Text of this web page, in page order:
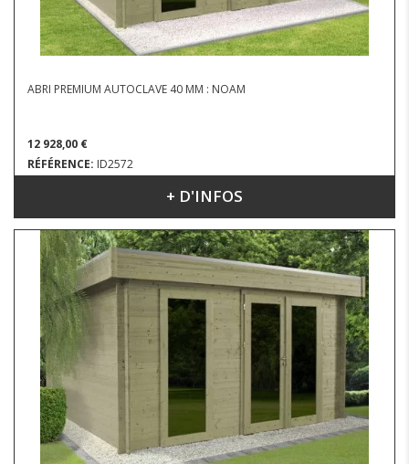
ABRI PREMIUM AUTOCLAVE 40 MM : NOAM
12 928,00 €
RÉFÉRENCE: ID2572
DIMENSIONS : 4.54 X 3.38 M+ D'INFOS